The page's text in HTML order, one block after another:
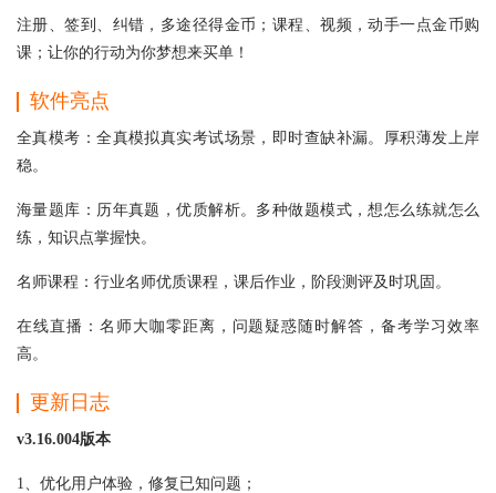
注册、签到、纠错，多途径得金币；课程、视频，动手一点金币购
课；让你的行动为你梦想来买单！
软件亮点
全真模考：全真模拟真实考试场景，即时查缺补漏。厚积薄发上岸
稳。
海量题库：历年真题，优质解析。多种做题模式，想怎么练就怎么
练，知识点掌握快。
名师课程：行业名师优质课程，课后作业，阶段测评及时巩固。
在线直播：名师大咖零距离，问题疑惑随时解答，备考学习效率
高。
更新日志
v3.16.004版本
1、优化用户体验，修复已知问题；